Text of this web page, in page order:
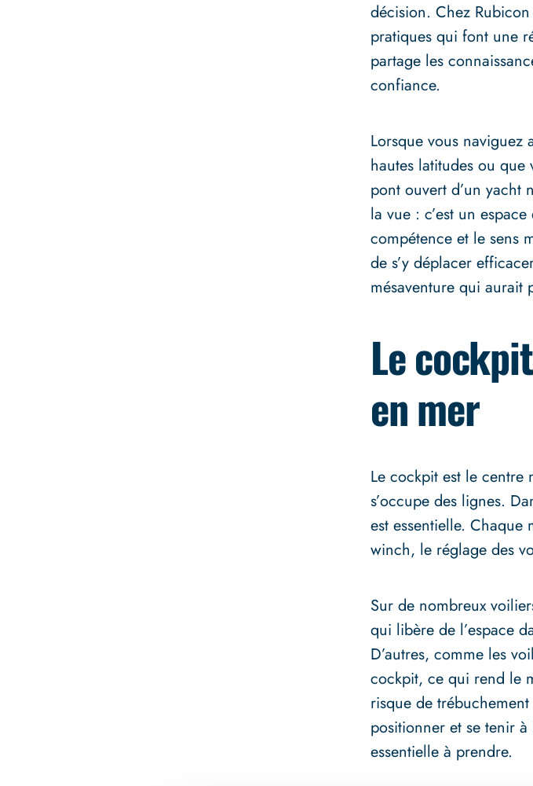
décision. Chez
pratiques qui font une
partage les
confiance.
Lorsque vous
hautes latitudes ou que
pont ouvert d’un yacht
la vue : c’est un
compétence et le sens
de s’y déplacer
mésaventure qui aurait
Le
en mer
Le cockpit est le
s’occupe des lignes.
est essentielle.
winch, le réglage des
Sur de nombreux
qui libère de l’espace
D’autres, comme les
cockpit, ce qui rend le
risque de
positionner et se tenir à
essentielle à prendre.